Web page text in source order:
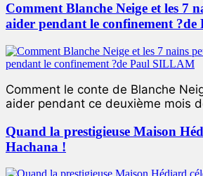
Comment Blanche Neige et les 7
aider pendant le confinement
Comment le conte de Blanche
aider pendant ce deuxième mois
Quand la prestigieuse Maison
Hachana !